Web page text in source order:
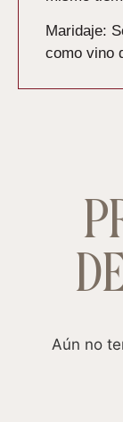
Maridaje:
como vino
Aún no